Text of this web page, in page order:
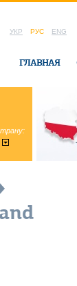
УКР РУС ENG
ГЛАВНАЯ